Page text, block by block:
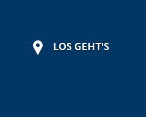
LOS GEHT'S